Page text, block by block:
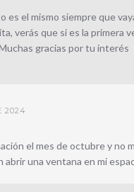
es el mismo siempre que
verás que si es la primera
gracias por tu interés
2024
el mes de octubre y no
abrir una ventana en mi